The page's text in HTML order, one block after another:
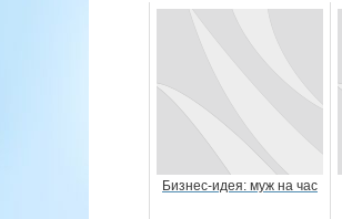
Бизнес-идея: муж на час